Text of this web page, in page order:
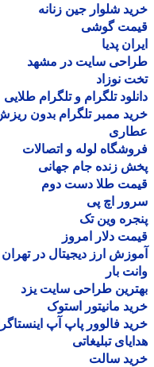
شلوار جین زنانه
گوشی
پدیا
سایت در مشهد
نوزاد
تلگرام و تلگرام طلایی
ممبر تلگرام بدون ریزش
لوله و اتصالات
زنده جام جهانی
طلا دست دوم
اچ پی
وین تک
دلار امروز
ارز دیجیتال در تهران
بار
طراحی سایت یزد
مانیتور استوک
فالوور پاپ آپ اینستاگرام
تبلیغاتی
سالت